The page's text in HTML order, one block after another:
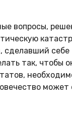
вопросы,
сделавший
так, чтобы
может